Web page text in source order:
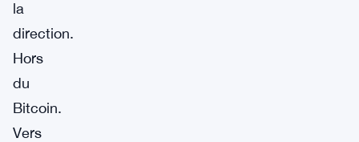
la
direction.
Hors
du
Bitcoin.
Vers